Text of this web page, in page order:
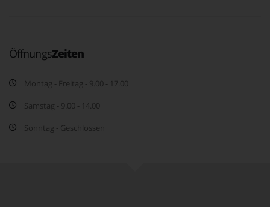
ÖffnungsZeiten
Montag - Freitag - 9.00 - 17.00
Samstag - 9.00 - 14.00
Sonntag - Geschlossen